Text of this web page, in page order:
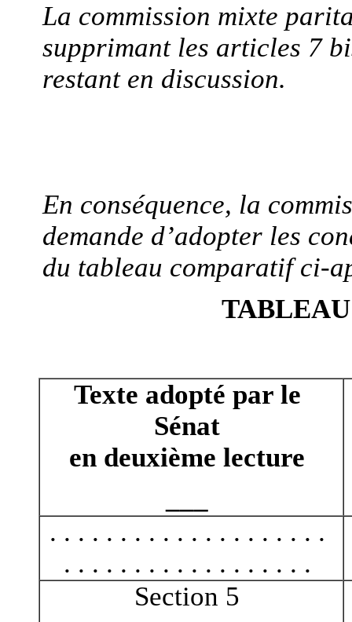
La commission mixte
supprimant les articles 7
restant en discussion.
En conséquence, la
demande d’adopter les
du tableau comparatif ci-
Texte adopté par le
Sénat
en deuxième lecture
. . . . . . . . . . . . . . . . . . . .
. . . . . . . . . . . . . . . . . .
Section 5